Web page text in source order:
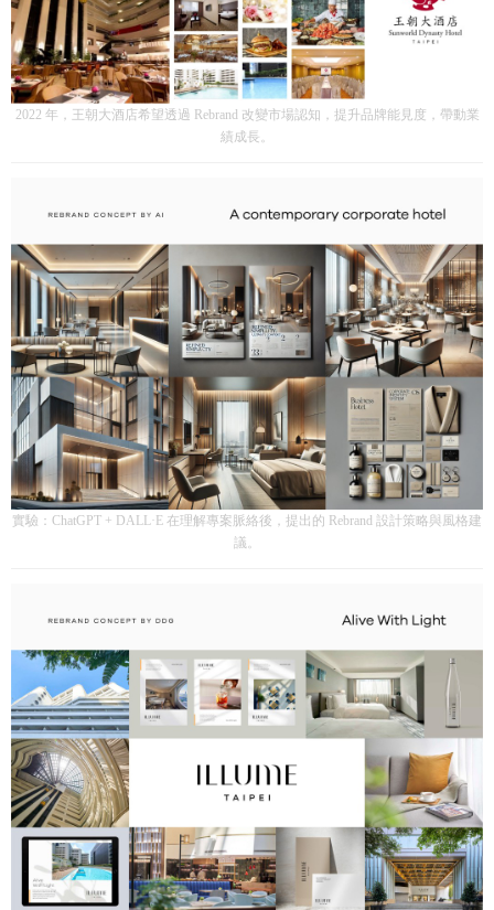
2022 年，王朝大酒店希望透過 Rebrand 改變市場認知，提升品牌能見度，帶動業
績成長。
實驗：ChatGPT + DALL·E 在理解專案脈絡後，提出的 Rebrand 設計策略與風格建
議。